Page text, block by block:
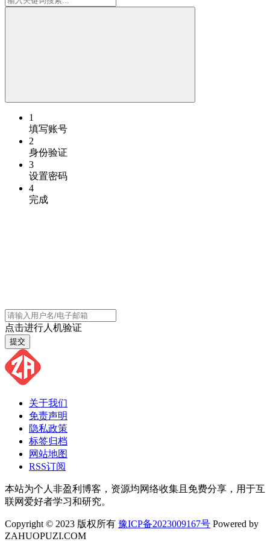
1
填写账号
2
身份验证
3
设置密码
4
完成
点击进行人机验证
提交
关于我们
免责声明
隐私政策
标签归档
网站地图
RSS订阅
本站为个人非盈利博客，资源均网络收集且免费分享，用于互
联网爱好者学习和研究。
Copyright © 2023 版权所有 豫ICP备2023009167号 Powered by
ZAHUOPUZI.COM